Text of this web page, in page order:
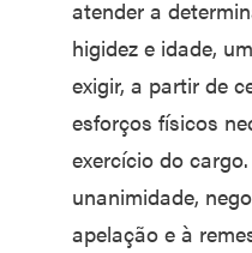
atender a
higidez e idade,
exigir, a partir de
esforços físicos
exercício do
unanimidade,
apelação e à